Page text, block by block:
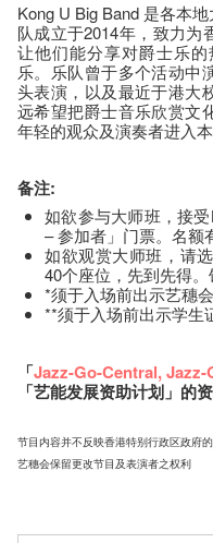
Kong U Big Band 是各本
队成立于2014年，致力为
让他们能分享对爵士乐
乐。乐队曾于多个活动中
头表演，以及最近于港大
远希望把爵士音乐欣赏文
年轻的观众及演奏者进入本
备注:
如欲参与大师班，接
– 参加者」门票。名额
如欲观赏大师班，请
40个座​位​，先到先得。
*须于入场前出示艺穗会
**须于入场前出示学生
「Jazz-Go-Central,Jazz-
「艺能发展资助计划」的
节目内容并不反映香港特别行政区政府
艺穗会保留更改节目及表演者之权利